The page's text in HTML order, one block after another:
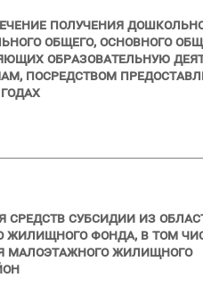
получения
общего, основного
образовательную
посредством
субсидии из
жилищного фонда, в том
малоэтажного жилищного